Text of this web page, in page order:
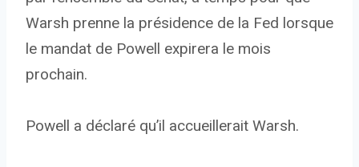
Warsh prenne la présidence de la Fed lorsque
le mandat de Powell expirera le mois
prochain.
Powell a déclaré qu’il accueillerait Warsh.